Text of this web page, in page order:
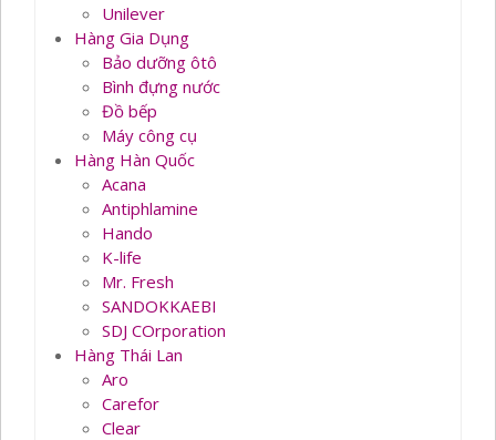
Unilever
Hàng Gia Dụng
Bảo dưỡng ôtô
Bình đựng nước
Đồ bếp
Máy công cụ
Hàng Hàn Quốc
Acana
Antiphlamine
Hando
K-life
Mr. Fresh
SANDOKKAEBI
SDJ COrporation
Hàng Thái Lan
Aro
Carefor
Clear